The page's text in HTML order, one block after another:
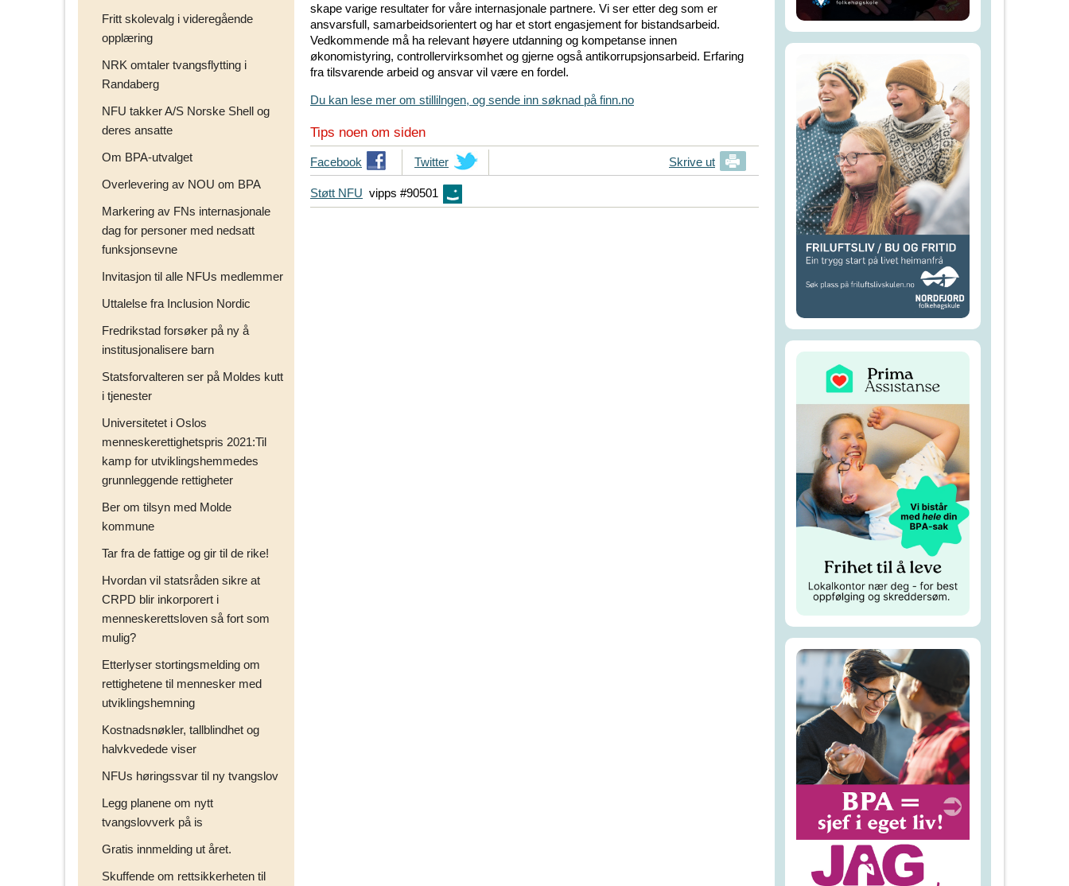
Fritt skolevalg i videregående
opplæring
NRK omtaler tvangsflytting i
Randaberg
NFU takker A/S Norske Shell og
deres ansatte
Om BPA-utvalget
Overlevering av NOU om BPA
Markering av FNs internasjonale
dag for personer med nedsatt
funksjonsevne
Invitasjon til alle NFUs medlemmer
Uttalelse fra Inclusion Nordic
Fredrikstad forsøker på ny å
institusjonalisere barn
Statsforvalteren ser på Moldes kutt
i tjenester
Universitetet i Oslos
menneskerettighetspris 2021:Til
kamp for utviklingshemmedes
grunnleggende rettigheter
Ber om tilsyn med Molde
kommune
Tar fra de fattige og gir til de rike!
Hvordan vil statsråden sikre at
CRPD blir inkorporert i
menneskerettsloven så fort som
mulig?
Etterlyser stortingsmelding om
rettighetene til mennesker med
utviklingshemning
Kostnadsnøkler, tallblindhet og
halvkvedede viser
NFUs høringssvar til ny tvangslov
Legg planene om nytt
tvangslovverk på is
Gratis innmelding ut året.
Skuffende om rettsikkerheten til
skape varige resultater for våre internasjonale partnere. Vi ser etter deg som er
ansvarsfull, samarbeidsorientert og har et stort engasjement for bistandsarbeid.
Vedkommende må ha relevant høyere utdanning og kompetanse innen
økonomistyring, controllervirksomhet og gjerne også antikorrupsjonsarbeid. Erfaring
fra tilsvarende arbeid og ansvar vil være en fordel.
Du kan lese mer om stillilngen, og sende inn søknad på finn.no
Tips noen om siden
T
i
p
Facebook
T
i
p
Twitter Skrive ut
Støtt NFU vipps #90501